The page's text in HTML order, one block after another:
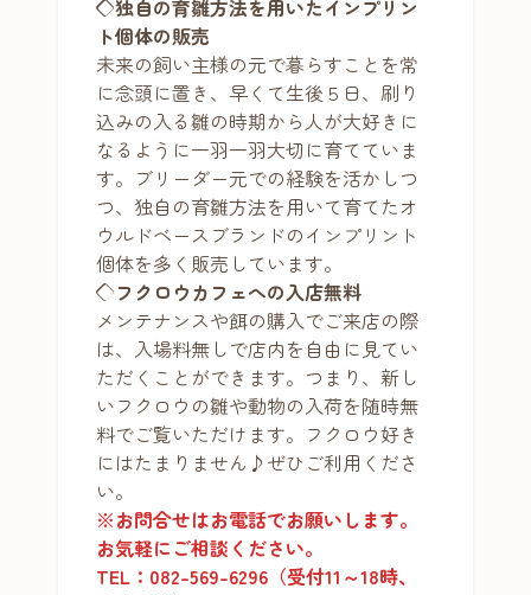
◇独自の育雛方法を用いたインプリン
ト個体の販売
未来の飼い主様の元で暮らすことを常
に念頭に置き、早くて生後５日、刷り
込みの入る雛の時期から人が大好きに
なるように一羽一羽大切に育てていま
す。ブリーダー元での経験を活かしつ
つ、独自の育雛方法を用いて育てたオ
ウルドベースブランドのインプリント
個体を多く販売しています。
◇フクロウカフェへの入店無料
メンテナンスや餌の購入でご来店の際
は、入場料無しで店内を自由に見てい
ただくことができます。つまり、新し
いフクロウの雛や動物の入荷を随時無
料でご覧いただけます。フクロウ好き
にはたまりません♪ぜひご利用くださ
い。
※お問合せはお電話でお願いします。
お気軽にご相談ください。
TEL：082-569-6296（受付11～18時、